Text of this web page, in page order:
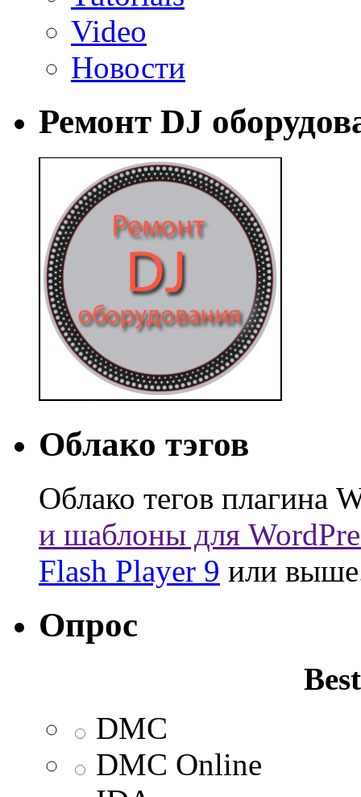
Video
Новости
Ремонт DJ
Облако тэгов
Облако тегов плагина
и шаблоны для
Flash Player 9 или
Опрос
DMC
DMC Online